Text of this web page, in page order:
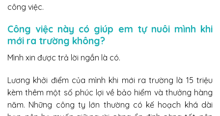
công việc.
Công việc này có giúp em tự nuôi mình khi
mới ra trường không?
Mình xin được trả lời ngắn là có.
Lương khởi điểm của mình khi mới ra trường là 15 triệu
kèm thêm một số phúc lợi về bảo hiểm và thưởng hàng
năm. Những công ty lớn thường có kế hoạch khá dài